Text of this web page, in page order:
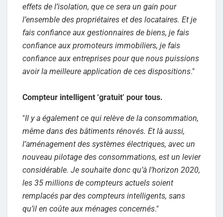
effets de l’isolation, que ce sera un gain pour
l’ensemble des propriétaires et des locataires. Et je
fais confiance aux gestionnaires de biens, je fais
confiance aux promoteurs immobiliers, je fais
confiance aux entreprises pour que nous puissions
avoir la meilleure application de ces dispositions."
Compteur intelligent ‘gratuit’ pour tous.
"Il y a également ce qui relève de la consommation,
même dans des bâtiments rénovés. Et là aussi,
l’aménagement des systèmes électriques, avec un
nouveau pilotage des consommations, est un levier
considérable. Je souhaite donc qu’à l’horizon 2020,
les 35 millions de compteurs actuels soient
remplacés par des compteurs intelligents, sans
qu’il en coûte aux ménages concernés."